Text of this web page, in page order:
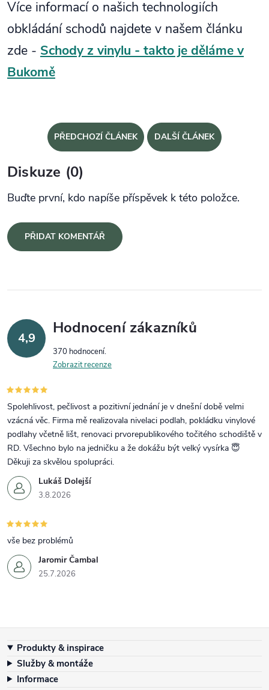
Více informací o našich technologiích
obkládání schodů najdete v našem článku
zde - Schody z vinylu - takto je děláme v
Bukomě
PŘEDCHOZÍ ČLÁNEK DALŠÍ ČLÁNEK
Diskuze (0)
Buďte první, kdo napíše příspěvek k této položce.
PŘIDAT KOMENTÁŘ
4,9
Hodnocení zákazníků
370 hodnocení
Zobrazit recenze
Lukáš Dolejší
3.8.2026
Spolehlivost, pečlivost a pozitivní jednání je v dnešní době velmi
vzácná věc. Firma mě realizovala nivelaci podlah, pokládku vinylové
podlahy včetně lišt, renovaci prvorepublikového točitého schodiště v
RD. Všechno bylo na jedničku a že dokážu být velký vysírka 😇
Děkuji za skvělou spolupráci.
Jaromir Čambal
25.7.2026
vše bez problémů
Produkty & inspirace
Služby & montáže
Informace